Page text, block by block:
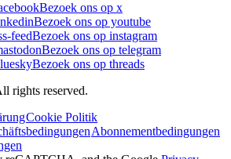
Bezoek ons op x
Bezoek ons op youtube
feedBezoek ons op instagram
Bezoek ons op telegram
Bezoek ons op threads
rights reserved.
Cookie Politik
Abonnementbedingungen